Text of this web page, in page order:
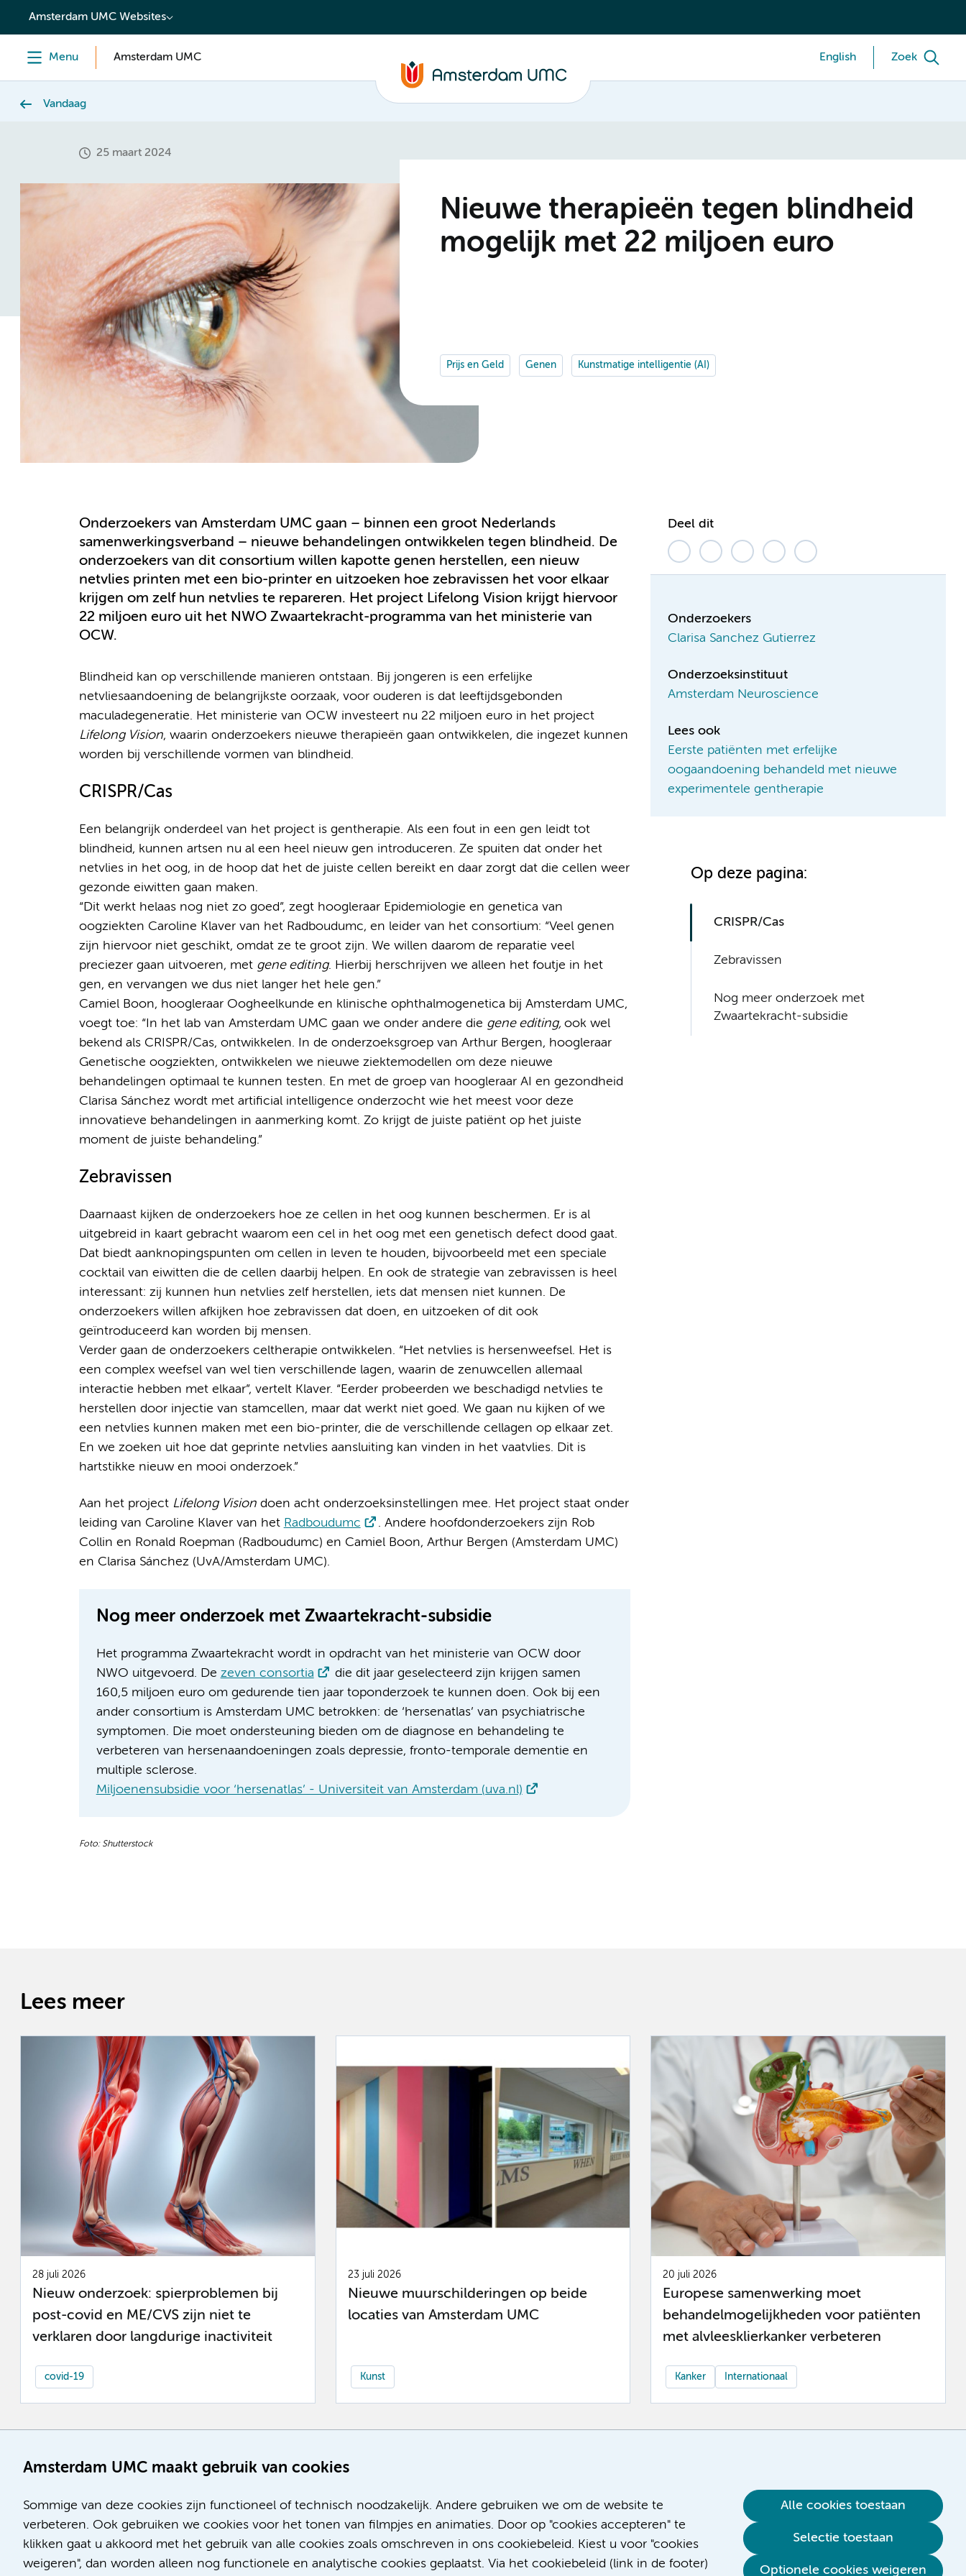
content
Amsterdam UMC maakt gebruik van cookies
Sommige van deze cookies zijn functioneel of technisch noodzakelijk. Andere gebruiken we om de website te
verbeteren. Ook gebruiken we cookies voor het tonen van filmpjes en animaties. Door op "cookies accepteren" te
klikken gaat u akkoord met het gebruik van alle cookies zoals omschreven in ons cookiebeleid. Kiest u voor "cookies
weigeren", dan worden alleen nog functionele en analytische cookies geplaatst. Via het cookiebeleid (link in de footer)
Alle cookies toestaan
Selectie toestaan
Optionele cookies weigeren
Amsterdam UMC Websites
Menu Amsterdam UMC English Zoek
Vandaag
25 maart 2024
Nieuwe therapieën tegen blindheid
mogelijk met 22 miljoen euro
Prijs en Geld Genen Kunstmatige intelligentie (AI)
Onderzoekers van Amsterdam UMC gaan – binnen een groot Nederlands
samenwerkingsverband – nieuwe behandelingen ontwikkelen tegen blindheid. De
onderzoekers van dit consortium willen kapotte genen herstellen, een nieuw
netvlies printen met een bio-printer en uitzoeken hoe zebravissen het voor elkaar
krijgen om zelf hun netvlies te repareren. Het project Lifelong Vision krijgt hiervoor
22 miljoen euro uit het NWO Zwaartekracht-programma van het ministerie van
OCW.
Blindheid kan op verschillende manieren ontstaan. Bij jongeren is een erfelijke
netvliesaandoening de belangrijkste oorzaak, voor ouderen is dat leeftijdsgebonden
maculadegeneratie. Het ministerie van OCW investeert nu 22 miljoen euro in het project
Lifelong Vision, waarin onderzoekers nieuwe therapieën gaan ontwikkelen, die ingezet kunnen
worden bij verschillende vormen van blindheid.
CRISPR/Cas
Een belangrijk onderdeel van het project is gentherapie. Als een fout in een gen leidt tot
blindheid, kunnen artsen nu al een heel nieuw gen introduceren. Ze spuiten dat onder het
netvlies in het oog, in de hoop dat het de juiste cellen bereikt en daar zorgt dat die cellen weer
gezonde eiwitten gaan maken.
“Dit werkt helaas nog niet zo goed”, zegt hoogleraar Epidemiologie en genetica van
oogziekten Caroline Klaver van het Radboudumc, en leider van het consortium: “Veel genen
zijn hiervoor niet geschikt, omdat ze te groot zijn. We willen daarom de reparatie veel
preciezer gaan uitvoeren, met gene editing. Hierbij herschrijven we alleen het foutje in het
gen, en vervangen we dus niet langer het hele gen.”
Camiel Boon, hoogleraar Oogheelkunde en klinische ophthalmogenetica bij Amsterdam UMC,
voegt toe: “In het lab van Amsterdam UMC gaan we onder andere die gene editing, ook wel
bekend als CRISPR/Cas, ontwikkelen. In de onderzoeksgroep van Arthur Bergen, hoogleraar
Genetische oogziekten, ontwikkelen we nieuwe ziektemodellen om deze nieuwe
behandelingen optimaal te kunnen testen. En met de groep van hoogleraar AI en gezondheid
Clarisa Sánchez wordt met artificial intelligence onderzocht wie het meest voor deze
innovatieve behandelingen in aanmerking komt. Zo krijgt de juiste patiënt op het juiste
moment de juiste behandeling.”
Zebravissen
Daarnaast kijken de onderzoekers hoe ze cellen in het oog kunnen beschermen. Er is al
uitgebreid in kaart gebracht waarom een cel in het oog met een genetisch defect dood gaat.
Dat biedt aanknopingspunten om cellen in leven te houden, bijvoorbeeld met een speciale
cocktail van eiwitten die de cellen daarbij helpen. En ook de strategie van zebravissen is heel
interessant: zij kunnen hun netvlies zelf herstellen, iets dat mensen niet kunnen. De
onderzoekers willen afkijken hoe zebravissen dat doen, en uitzoeken of dit ook
geïntroduceerd kan worden bij mensen.
Verder gaan de onderzoekers celtherapie ontwikkelen. “Het netvlies is hersenweefsel. Het is
een complex weefsel van wel tien verschillende lagen, waarin de zenuwcellen allemaal
interactie hebben met elkaar”, vertelt Klaver. “Eerder probeerden we beschadigd netvlies te
herstellen door injectie van stamcellen, maar dat werkt niet goed. We gaan nu kijken of we
een netvlies kunnen maken met een bio-printer, die de verschillende cellagen op elkaar zet.
En we zoeken uit hoe dat geprinte netvlies aansluiting kan vinden in het vaatvlies. Dit is
hartstikke nieuw en mooi onderzoek.”
Aan het project Lifelong Visiondoen acht onderzoeksinstellingen mee. Het project staat onder
leiding van Caroline Klaver van het Radboudumc
. Andere hoofdonderzoekers zijn Rob
Collin en Ronald Roepman (Radboudumc) en Camiel Boon, Arthur Bergen (Amsterdam UMC)
en Clarisa Sánchez (UvA/Amsterdam UMC).
Nog meer onderzoek met Zwaartekracht-subsidie
Het programma Zwaartekracht wordt in opdracht van het ministerie van OCW door
NWO uitgevoerd. De zeven consortia
die dit jaar geselecteerd zijn krijgen samen
160,5 miljoen euro om gedurende tien jaar toponderzoek te kunnen doen. Ook bij een
ander consortium is Amsterdam UMC betrokken: de ‘hersenatlas’ van psychiatrische
symptomen. Die moet ondersteuning bieden om de diagnose en behandeling te
verbeteren van hersenaandoeningen zoals depressie, fronto-temporale dementie en
multiple sclerose.
Miljoenensubsidie voor ‘hersenatlas’ - Universiteit van Amsterdam (uva.nl)
Foto: Shutterstock
Deel dit
Onderzoekers
Clarisa Sanchez Gutierrez
Onderzoeksinstituut
Amsterdam Neuroscience
Lees ook
Eerste patiënten met erfelijke
oogaandoening behandeld met nieuwe
experimentele gentherapie
Op deze pagina:
CRISPR/Cas
Zebravissen
Nog meer onderzoek met
Zwaartekracht-subsidie
Lees meer
28 juli 2026
Nieuw onderzoek: spierproblemen bij
post-covid en ME/CVS zijn niet te
verklaren door langdurige inactiviteit
covid-19
23 juli 2026
Nieuwe muurschilderingen op beide
locaties van Amsterdam UMC
Kunst
20 juli 2026
Europese samenwerking moet
behandelmogelijkheden voor patiënten
met alvleesklierkanker verbeteren
Kanker Internationaal